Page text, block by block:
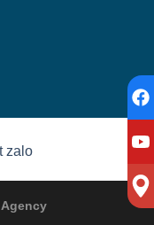
zalo